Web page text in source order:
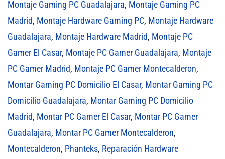
Montaje Gaming PC Guadalajara, Montaje Gaming PC
Madrid, Montaje Hardware Gaming PC, Montaje Hardware
Guadalajara, Montaje Hardware Madrid, Montaje PC
Gamer El Casar, Montaje PC Gamer Guadalajara, Montaje
PC Gamer Madrid, Montaje PC Gamer Montecalderon,
Montar Gaming PC Domicilio El Casar, Montar Gaming PC
Domicilio Guadalajara, Montar Gaming PC Domicilio
Madrid, Montar PC Gamer El Casar, Montar PC Gamer
Guadalajara, Montar PC Gamer Montecalderon,
Montecalderon, Phanteks, Reparación Hardware